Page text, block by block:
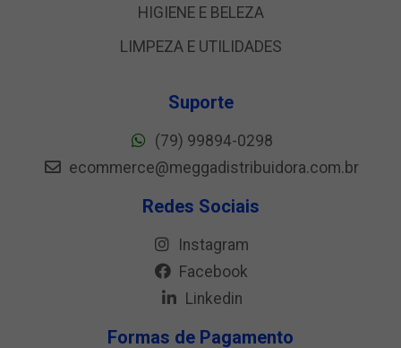
HIGIENE E BELEZA
LIMPEZA E UTILIDADES
Suporte
(79) 99894-0298
ecommerce@meggadistribuidora.com.br
Redes Sociais
Instagram
Facebook
Linkedin
Formas de Pagamento